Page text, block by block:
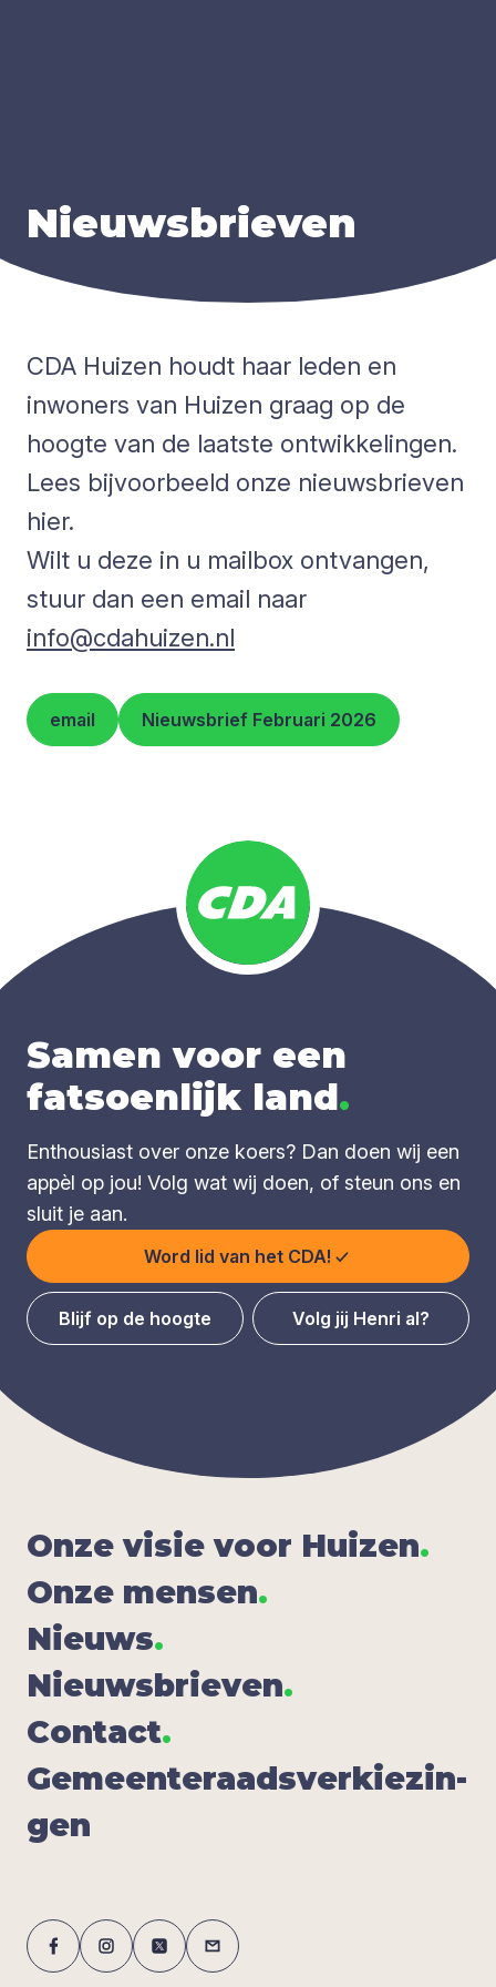
Nieuws­brie­ven
CDA Huizen houdt haar leden en
inwoners van Huizen graag op de
hoogte van de laatste ontwikkelingen.
Lees bijvoorbeeld onze nieuwsbrieven
hier.
Wilt u deze in u mailbox ontvangen,
stuur dan een email naar
info@cdahuizen.nl
email Nieuwsbrief Februari 2026
Samen voor een
fatsoenlijk land.
Enthousiast over onze koers? Dan doen wij een
appèl op jou! Volg wat wij doen, of steun ons en
sluit je aan.
Word lid van het CDA!
Blijf op de hoogte Volg jij Henri al?
Onze visie voor Hui­zen.
Onze men­sen.
Nieuws.
Nieuws­brie­ven.
Con­tact.
Gemeen­te­raads­ver­kie­zin­
gen